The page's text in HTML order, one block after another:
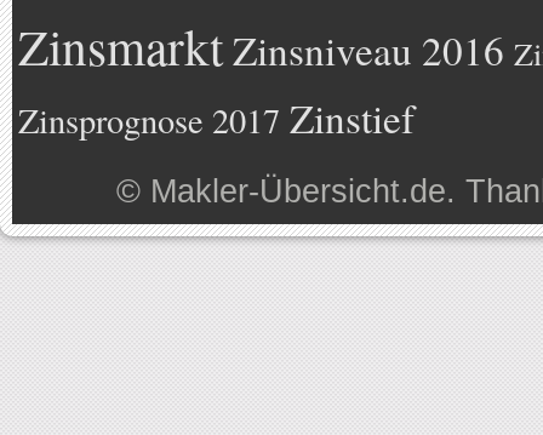
Zinsmarkt Zinsniveau 2016
Zinsprognose 2017 Zinstief
© Makler-Übersicht.de.